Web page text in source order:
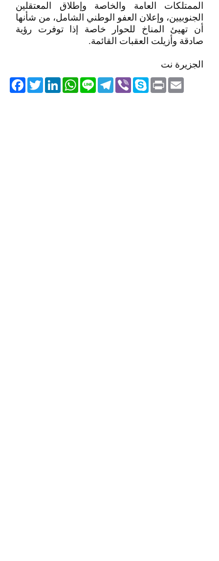
الممتلكات العامة والخاصة وإطلاق المعتقلين
الجنوبيين، وإعلان العفو الوطني الشامل، من شأنها
أن تهيئ المناخ للحوار خاصة إذا توفرت رؤية
صادقة وأزيلت العقبات القائمة.
الجزيرة نت
TwitterLinkedIn
WhatsApp Line
Telegram ViberSkype PrintEmail